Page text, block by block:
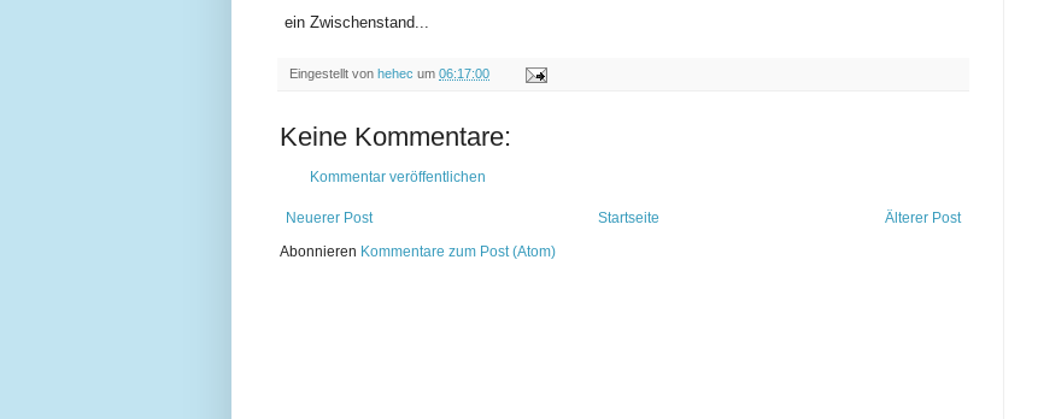
ein Zwischenstand...
Eingestellt von hehec um 06:17:00
Keine Kommentare:
Kommentar veröffentlichen
Neuerer Post Älterer Post
Startseite
Abonnieren Kommentare zum Post (Atom)